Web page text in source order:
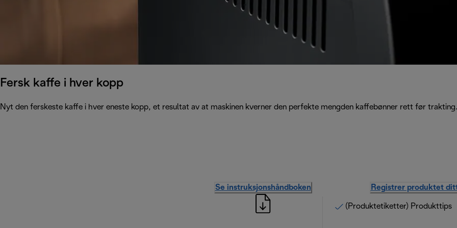
Fersk kaffe i hver kopp
Nyt den ferskeste kaffe i hver eneste kopp, et resultat av at maskinen kverner den perfekte mengden kaffebønner rett før trakting.
Se instruksjonshåndboken Registrer produktet
(Produktetiketter) Produkttips